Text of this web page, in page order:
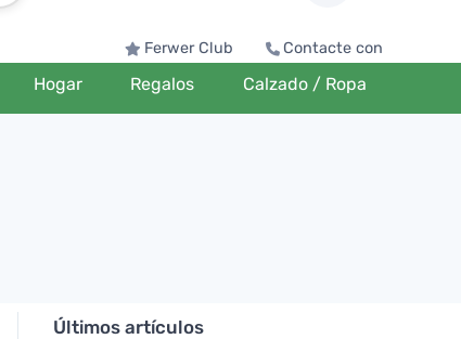
Ferwer Club Contacte con
Hogar Regalos Calzado / Ropa
Últimos artículos